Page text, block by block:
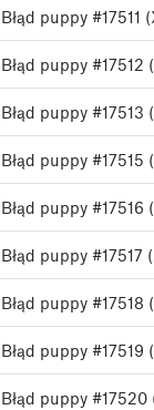
Błąd puppy #17511
Błąd puppy #17512
Błąd puppy #17513
Błąd puppy #17515
Błąd puppy #17516
Błąd puppy #17517
Błąd puppy #17518
Błąd puppy #17519
Błąd puppy #17520